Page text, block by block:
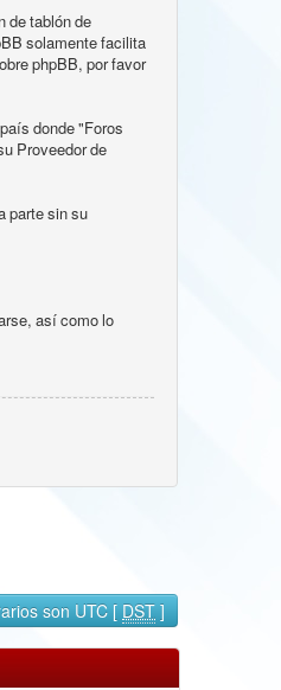
de tablón de
solamente facilita
phpBB, por favor
donde "Foros
Proveedor de
parte sin su
así como lo
son UTC [ DST ]